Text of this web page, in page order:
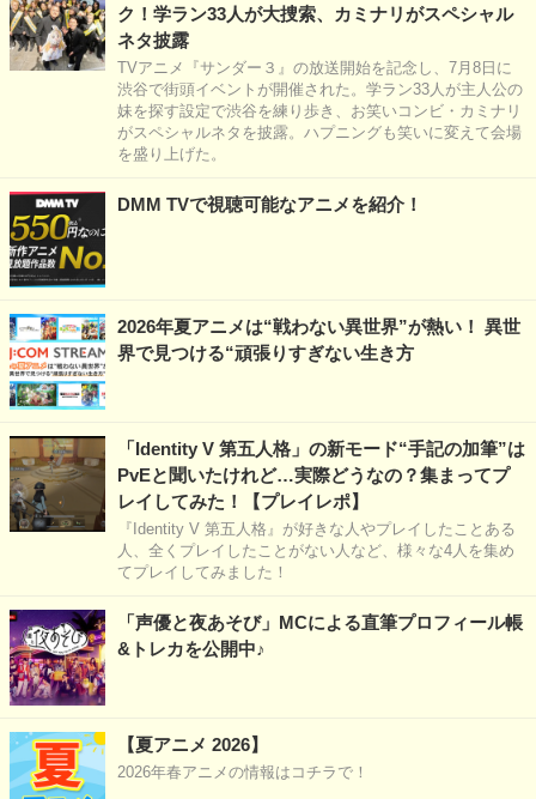
ク！学ラン33人が大捜索、カミナリがスペシャル
ネタ披露
TVアニメ『サンダー３』の放送開始を記念し、7月8日に
渋谷で街頭イベントが開催された。学ラン33人が主人公の
妹を探す設定で渋谷を練り歩き、お笑いコンビ・カミナリ
がスペシャルネタを披露。ハプニングも笑いに変えて会場
を盛り上げた。
DMM TVで視聴可能なアニメを紹介！
2026年夏アニメは“戦わない異世界”が熱い！ 異世
界で見つける“頑張りすぎない生き方
「Identity V 第五人格」の新モード“手記の加筆”は
PvEと聞いたけれど…実際どうなの？集まってプ
レイしてみた！【プレイレポ】
『Identity V 第五人格』が好きな人やプレイしたことある
人、全くプレイしたことがない人など、様々な4人を集め
てプレイしてみました！
「声優と夜あそび」MCによる直筆プロフィール帳
&トレカを公開中♪
【夏アニメ 2026】
2026年春アニメの情報はコチラで！